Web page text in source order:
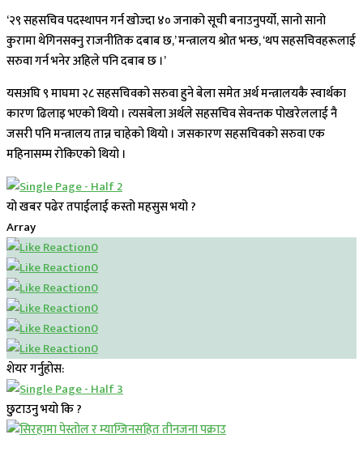
‘२९ सहसचिव पदस्थापन गर्न खोज्दा ४० जनाको सूची बनाउनुपर्यो, सानो सानो
कुरामा थेगिनसक्नु राजनीतिक दबाब छ,’ मन्त्रालय श्रोत भन्छ, ‘थप सहसचिवहरूलाई
सरुवा गर्न भनेर अहिले पनि दबाब छ ।’
यसअघि ९ माघमा २८ सहसचिवको सरुवा हुने बेला समेत अर्थ मन्त्रालयकै स्वार्थका
कारण ढिलाइ भएको थियो । त्यसबेला अर्थले सहसचिव सेवन्तक पोखरेललाई नै
जसरी पनि मन्त्रालय तान्न चाहेको थियो । जसकारण सहसचिवको सरुवा एक
महिनासम्म रोकिएको थियो ।
यो खबर पढेर तपाईलाई कस्तो महसुस भयो ?
Array
0
0
0
0
0
0
शेयर गर्नुहोस:
छुटाउनु भयो कि ?